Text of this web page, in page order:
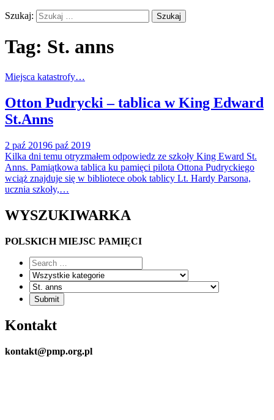
Szukaj:
Tag: St. anns
Miejsca katastrofy…
Otton Pudrycki – tablica w King Edward
St.Anns
2 paź 20196 paź 2019
Kilka dni temu otryzmałem odpowiedz ze szkoły King Eward St.
Anns. Pamiątkowa tablica ku pamięci pilota Ottona Pudryckiego
wciąż znajduje się w bibliotece obok tablicy Lt. Hardy Parsona,
ucznia szkoły,…
WYSZUKIWARKA
POLSKICH MIEJSC PAMIĘCI
Kontakt
kontakt@pmp.org.pl